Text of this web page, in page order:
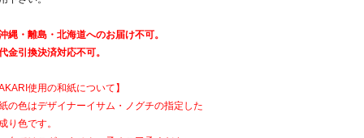
縄・離島・北海道へのお届け不可。
金引換決済対応不可。
AKARI使用の和紙について】
の色はデザイナーイサム・ノグチの指定した
り色です。